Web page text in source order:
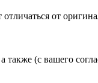
от
(с вашего